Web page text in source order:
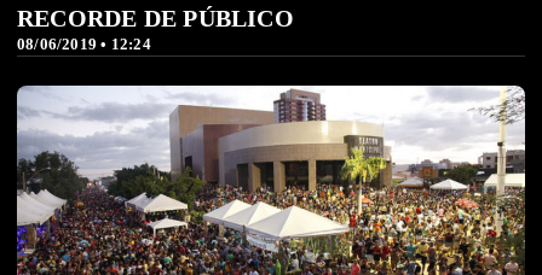
08/06/2019 • 12:24
RECORDE DE PÚBLICO